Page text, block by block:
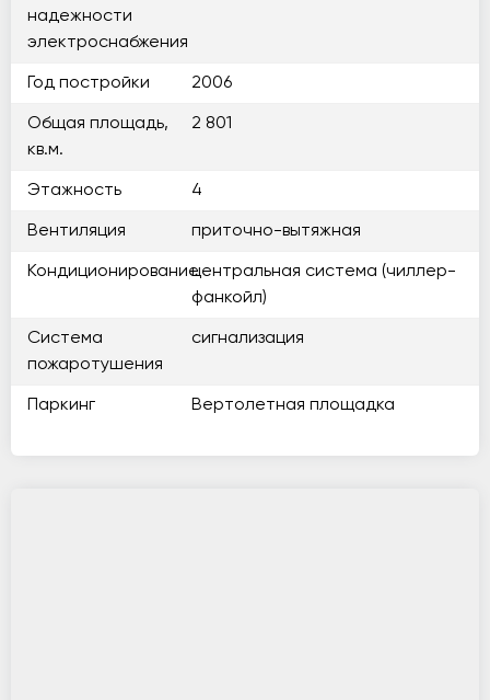
надежности
электроснабжения
Год постройки 2006
Общая площадь,
кв.м.
2 801
Этажность 4
Вентиляция приточно-вытяжная
Кондиционированиецентральная система (чиллер-
фанкойл)
Система
пожаротушения
сигнализация
Паркинг Вертолетная площадка